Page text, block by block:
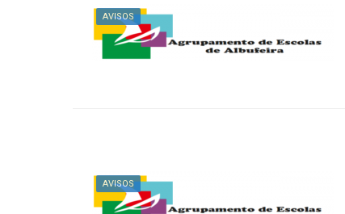
AVISOS
AVISOS